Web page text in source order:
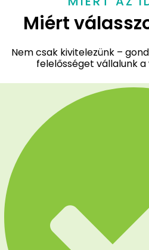
Miért
Nem csak kivitelezünk –
felelősséget vállalunk